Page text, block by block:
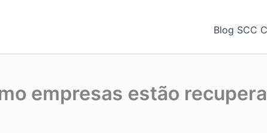
Blog SCC
empresas estão